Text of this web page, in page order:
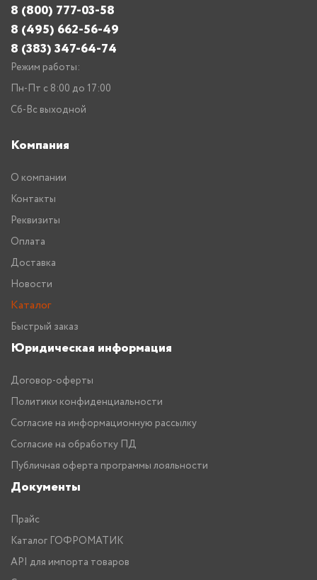
8 (800) 777-03-58
8 (495) 662-56-49
8 (383) 347-64-74
Режим работы:
Пн-Пт с 8:00 до 17:00
Сб-Вс выходной
Компания
О компании
Контакты
Реквизиты
Оплата
Доставка
Новости
Каталог
Быстрый заказ
Юридическая информация
Договор-оферты
Политики конфиденциальности
Согласие на информационную рассылку
Согласие на обработку ПД
Публичная оферта программы лояльности
Документы
Прайс
Каталог ГОФРОМАТИК
API для импорта товаров